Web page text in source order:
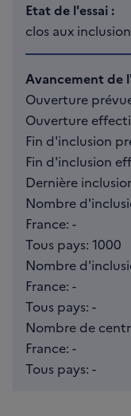
Etat de l'essai :
clos aux
Avancement de
Ouverture
Ouverture
Fin d'inclusion
Fin d'inclusion
Dernière
Nombre
France: -
Tous pays: 1000
Nombre
France: -
Tous pays: -
Nombre de
France: -
Tous pays: -